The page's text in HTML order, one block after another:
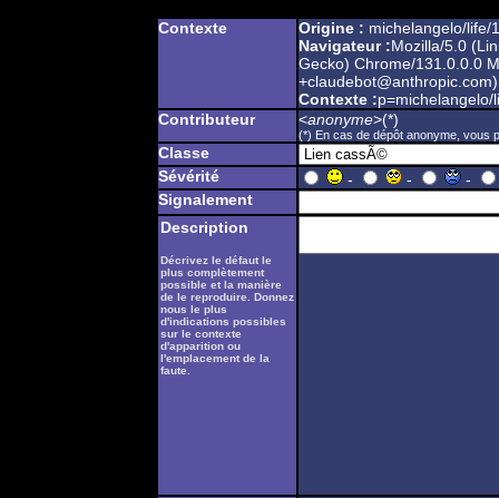
Contexte Origine : michelangelo/life/1
Navigateur :Mozilla/5.0
Gecko) Chrome/131.0.0.0
+claudebot@anthropic.com)
Contexte :p=michelangelo/
Contributeur
<anonyme>(*)
(*) En cas de dépôt anonyme, vous
Classe
Sévérité
- -
-
Signalement
Description
Décrivez le défaut le
plus complètement
possible et la manière
de le reproduire. Donnez
nous le plus
d'indications possibles
sur le contexte
d'apparition ou
l'emplacement de la
faute.